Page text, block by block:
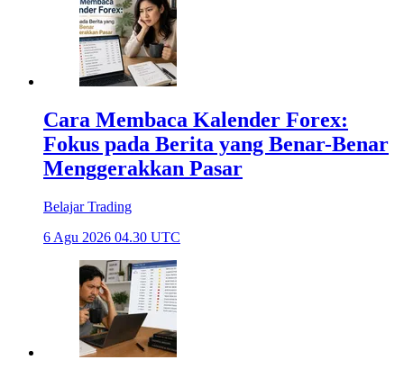
Cara Membaca Kalender Forex:
Fokus pada Berita yang Benar-Benar
Menggerakkan Pasar
Belajar Trading
6 Agu 2026 04.30 UTC